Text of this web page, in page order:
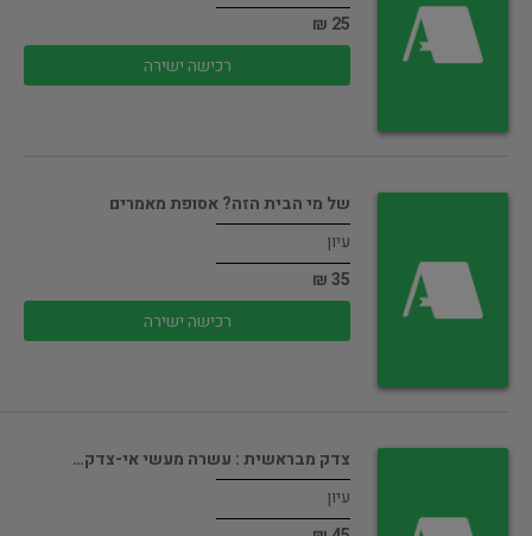
25 ₪
רכישה ישירה
של מי הבית הזה? אסופת מאמרים
עיון
35 ₪
רכישה ישירה
צדק מבראשית : עשרה מעשי אי-צדק…
עיון